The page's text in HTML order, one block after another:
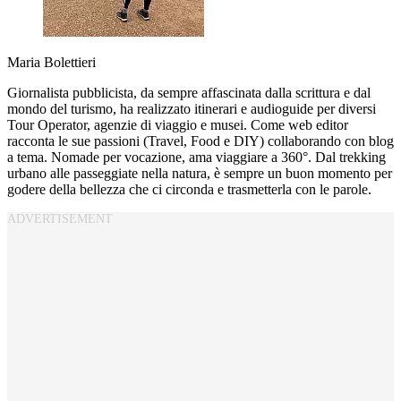
Maria Bolettieri
Giornalista pubblicista, da sempre affascinata dalla scrittura e dal
mondo del turismo, ha realizzato itinerari e audioguide per diversi
Tour Operator, agenzie di viaggio e musei. Come web editor
racconta le sue passioni (Travel, Food e DIY) collaborando con blog
a tema. Nomade per vocazione, ama viaggiare a 360°. Dal trekking
urbano alle passeggiate nella natura, è sempre un buon momento per
godere della bellezza che ci circonda e trasmetterla con le parole.